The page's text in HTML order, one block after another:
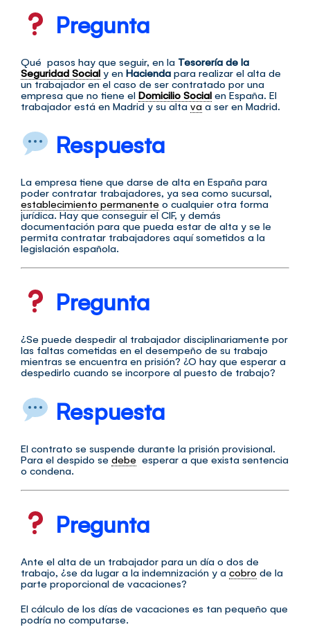
Pregunta
Qué pasos hay que seguir, en la Tesorería de la
Seguridad Socialy en Hacienda para realizar el alta de
un trabajador en el caso de ser contratado por una
empresa que no tiene el Domicilio Social en España. El
trabajador está en Madrid y su altavaa ser en Madrid.
Respuesta
La empresa tiene que darse de alta en España para
poder contratar trabajadores, ya sea como sucursal,
establecimiento permanente o cualquier otra forma
jurídica. Hay que conseguir el CIF, y demás
documentación para que pueda estar de alta y se le
permita contratar trabajadores aquí sometidos a la
legislación española.
Pregunta
¿Se puede despedir al trabajador disciplinariamente por
las faltas cometidas en el desempeño de su trabajo
mientras se encuentra en prisión? ¿O hay que esperar a
despedirlo cuando se incorpore al puesto de trabajo?
Respuesta
El contrato se suspende durante la prisión provisional.
Para el despido se debe esperar a que exista sentencia
o condena.
Pregunta
Ante el alta de un trabajador para un día o dos de
trabajo, ¿se da lugar a la indemnización y a cobro de la
parte proporcional de vacaciones?
El cálculo de los días de vacaciones es tan pequeño que
podría no computarse.